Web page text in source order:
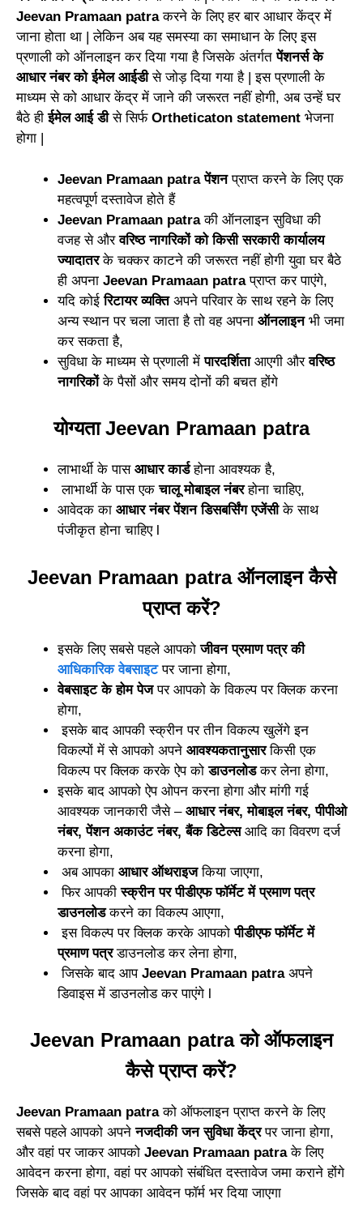
Jeevan Pramaan patraकरनेके लिए हर बार आधार केंद्र में
जाना होता था | लेकिन अब यह समस्याका समाधानके लिए इस
प्रणाली को ऑनलाइन करदिया गया है जिसके अंतर्गतपेंशनर्स के
आधार नंबरकोईमेल आईडीसे जोड़ दिया गया है | इस प्रणालीके
माध्यम से को आधारकेंद्र में जाने की जरूरत नहीं होगी, अब उन्हें घर
बैठेही ईमेल आई डीसे सिर्फ Ortheticaton statement भेजना
होगा
Jeevan Pramaan patra पेंशनप्राप्त करने के लिए एक
महत्वपूर्ण दस्तावेज होतेहैं
Jeevan Pramaan patraकी ऑनलाइन सुविधा की
वजहसे औरवरिष्ठ नागरिकों को किसी सरकारी कार्यालय
ज्यादातरके चक्कर काटनेकी जरूरत नहीं होगी युवा घर बैठे
ही अपना Jeevan Pramaan patraप्राप्त करपाएंगे,
यदि कोई रिटायर व्यक्तिअपने परिवारके साथ रहने के लिए
अन्य स्थान पर चला जाताहैतो वह अपना ऑनलाइनभी जमा
कर सकताहै,
सुविधा के माध्यम से प्रणालीमें पारदर्शिताआएगी औरवरिष्ठ
नागरिकोंके पैसों और समय दोनोंकी बचत होंगे
योग्यता Jeevan Pramaan patra
लाभार्थीके पास आधार कार्डहोना आवश्यकहै,
लाभार्थी के पास एकचालू मोबाइल नंबरहोना चाहिए,
आवेदकका आधार नंबर पेंशन डिसबर्सिंग एजेंसी के साथ
पंजीकृत होना चाहिए l
Jeevan Pramaan patra ऑनलाइन कैसे
प्राप्त करें?
इसके लिए सबसे पहलेआपकोजीवन प्रमाण पत्रकी
आधिकारिक वेबसाइटपर जाना होगा,
वेबसाइटकेहोम पेजपर आपको के विकल्प परक्लिक करना
होगा,
इसके बाद आपकी स्क्रीन पर तीन विकल्प खुलेंगे इन
विकल्पों में से आपको अपने आवश्यकतानुसारकिसी एक
विकल्प पर क्लिक करके ऐपको डाउनलोडकर लेना होगा,
इसके बाद आपको ऐप ओपन करना होगा और मांगी गई
आवश्यक जानकारी जैसे – आधार नंबर, मोबाइल नंबर, पीपीओ
नंबर, पेंशन अकाउंट नंबर, बैंक डिटेल्सआदिका विवरण दर्ज
करना होगा,
अब आपका आधारऑथराइजकिया जाएगा,
फिर आपकीस्क्रीन पर पीडीएफ फॉर्मेट में प्रमाण पत्र
डाउनलोडकरने का विकल्प आएगा,
इस विकल्प पर क्लिक करके आपको पीडीएफ फॉर्मेट में
प्रमाण पत्रडाउनलोड करलेना होगा,
जिसके बाद आपJeevan Pramaan patraअपने
डिवाइस में डाउनलोड कर पाएंगे l
Jeevan Pramaan patra को ऑफलाइन
कैसे प्राप्त करें?
Jeevan Pramaan patraको ऑफलाइन प्राप्त करनेके लिए
सबसे पहले आपको अपनेनजदीकी जन सुविधा केंद्रपर जाना होगा,
और वहां पर जाकर आपको Jeevan Pramaan patra के लिए
आवेदन करना होगा,वहां पर आपको संबंधित दस्तावेज जमा कराने होंगे
जिसके बाद वहां पर आपका आवेदन फॉर्म भरदिया जाएगा